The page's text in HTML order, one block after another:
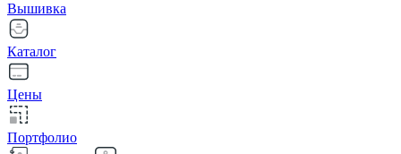
Вышивка
Каталог
Цены
Портфолио